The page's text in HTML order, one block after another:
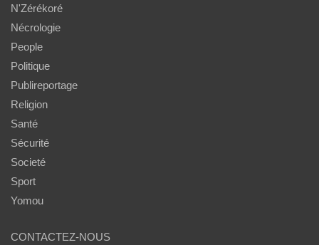
N'Zérékoré
Nécrologie
People
Politique
Publireportage
Religion
Santé
Sécurité
Societé
Sport
Yomou
CONTACTEZ-NOUS